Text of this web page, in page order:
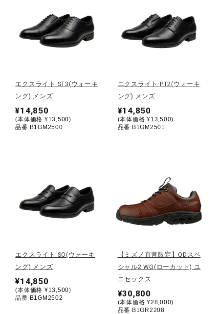
トレーニング
ゴルフ
テニス／ソフトテニス
エクスライト ST3(ウォーキ
ング) メンズ
¥14,850
(本体価格 ¥13,500)
品番 B1GM2500
エクスライト PT2(ウォーキ
ング) メンズ
¥14,850
(本体価格 ¥13,500)
品番 B1GM2501
エクスライト SO(ウォーキ
ング) メンズ
¥14,850
(本体価格 ¥13,500)
品番 B1GM2502
【ミズノ直営限定】ODスペ
シャル2 WG(ローカット) ユ
ニセックス
¥30,800
(本体価格 ¥28,000)
品番 B1GR2208